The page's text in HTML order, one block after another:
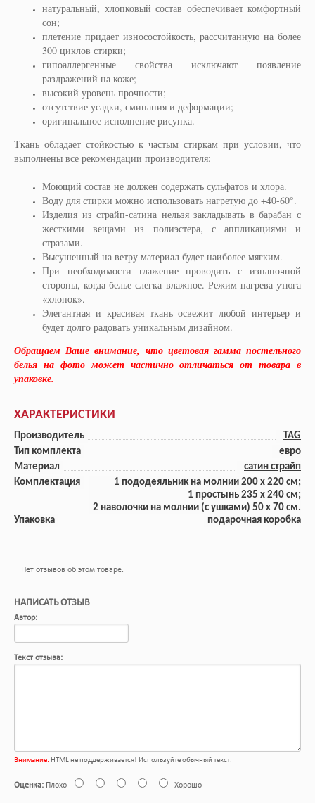
натуральный, хлопковый состав обеспечивает комфортный
сон;
плетение придает износостойкость, рассчитанную на более
300 циклов стирки;
гипоаллергенные свойства исключают появление
раздражений на коже;
высокий уровень прочности;
отсутствие усадки, сминания и деформации;
оригинальное исполнение рисунка.
Ткань обладает стойкостью к частым стиркам при условии, что
выполнены все рекомендации производителя:
Моющий состав не должен содержать сульфатов и хлора.
Воду для стирки можно использовать нагретую до +40-60°.
Изделия из страйп-сатина нельзя закладывать в барабан с
жесткими вещами из полиэстера, с аппликациями и
стразами.
Высушенный на ветру материал будет наиболее мягким.
При необходимости глажение проводить с изнаночной
стороны, когда белье слегка влажное. Режим нагрева утюга
«хлопок».
Элегантная и красивая ткань освежит любой интерьер и
будет долго радовать уникальным дизайном.
Обращаем Ваше внимание, что цветовая гамма постельного
белья на фото может частично отличаться от товара в
упаковке.
ХАРАКТЕРИСТИКИ
Производитель
TAG
Тип комплекта
евро
Материал
сатин страйп
Комплектация
1 пододеяльник на молнии 200 x 220 см;
1 прoстынь 235 x 240 см;
2 наволочки на молнии (с ушками) 50 x 70 см.
Упаковка
подарочная коробка
Нет отзывов об этом товаре.
НАПИСАТЬ ОТЗЫВ
Автор:
Текст отзыва:
Внимание: HTML не поддерживается! Используйте обычный текст.
Оценка: Плохо Хорошо